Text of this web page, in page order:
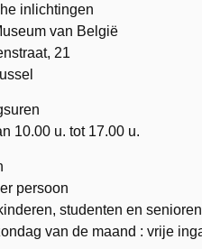
inlichtingen
van België
21
10.00 u. tot 17.00 u.
persoon
studenten en
van de maand : vrije